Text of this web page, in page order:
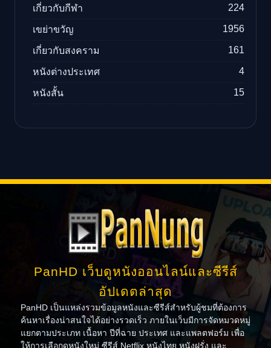
เกี่ยวกับกีฬา 224
เขย่าขวัญ 1956
เกี่ยวกับสงคราม 161
หนังต่างประเทศ 4
หนังสั้น 15
PanHD เว็บดูหนังออนไลน์และซีรีส์
อัปเดตล่าสุด
PanHD เป็นแหล่งรวมข้อมูลหนังและซีรีส์สำหรับผู้ชมที่ต้องการ
ค้นหาเรื่องน่าสนใจได้อย่างรวดเร็ว ภายในเว็บมีการจัดหมวดหมู่
แยกตามประเภท เนื้อหา ปีที่ฉาย ประเทศ และแพลตฟอร์ม เพื่อ
ให้การเลือกดูหนังใหม่ ซีรีส์ Netflix หนังไทย หนังฝรั่ง และ